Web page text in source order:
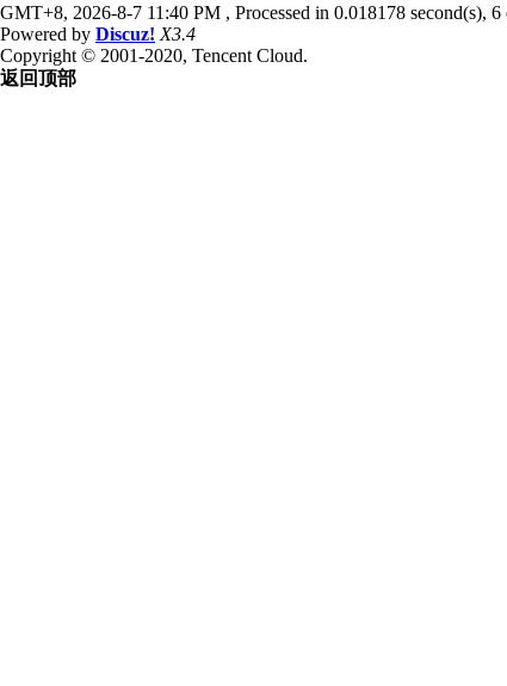
GMT+8, 2026-8-7 11:40 PM , Processed in 0.018178 second(s), 6
Powered by Discuz! X3.4
Copyright © 2001-2020, Tencent Cloud.
返回顶部